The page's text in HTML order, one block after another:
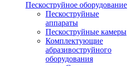
Пескоструйное оборудование
Пескоструйные
аппараты
Пескоструйные камеры
Комплектующие
абразивоструйного
оборудования